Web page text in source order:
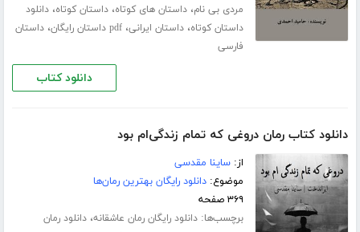
مردی بی نام،داستان های کوتاه،داستان کوتاه،دانلود
داستان کوتاه،داستان ایرانی،pdf داستان رایگان ،داستان
فارسی
دانلود کتاب
دانلود کتاب رمان دروغی که تمام زندگی‌ام بود
از:ساینا مقدسی
موضوع:دانلود رایگان بهترین رمان‌ها
۳۶۹ صفحه
برچسب‌ها:دانلود رایگان رمان عاشقانه،دانلود رمان